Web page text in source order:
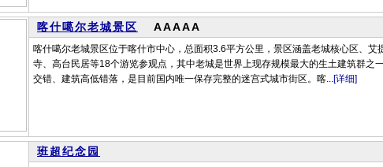
喀什噶尔老城景区 AAAAA
喀什噶尔老城景区位于喀什市中心，总面积3.6平方公里，景区涵盖老城核心区、艾
寺、高台民居等18个游览参观点，其中老城是世界上现存规模最大的生土建筑群之
交错、建筑高低错落，是目前国内唯一保存完整的迷宫式城市街区。喀...[详细]
班超纪念园